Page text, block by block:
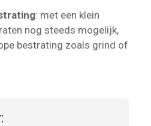
: met een klein
nog steeds mogelijk,
bestrating zoals grind of